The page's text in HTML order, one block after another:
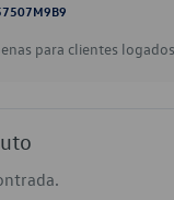
para clientes